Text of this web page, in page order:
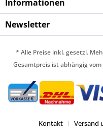
Informationen
Newsletter
* Alle Preise inkl. gesetzl.
Gesamtpreis ist abhängig
Kontakt Versand